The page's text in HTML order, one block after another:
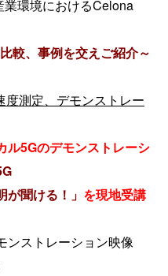
業環境におけるCelona
較、事例を交えご紹介～
度測定、デモンストレー
ル5Gのデモンストレーシ
聞ける！」 を現地受講
ンストレーション映像